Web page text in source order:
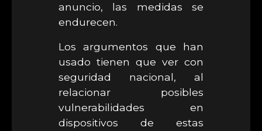
anuncio, las medidas se
endurecen.
Los argumentos que han
usado tienen que ver con
seguridad nacional, al
relacionar posibles
vulnerabilidades en
dispositivos de estas